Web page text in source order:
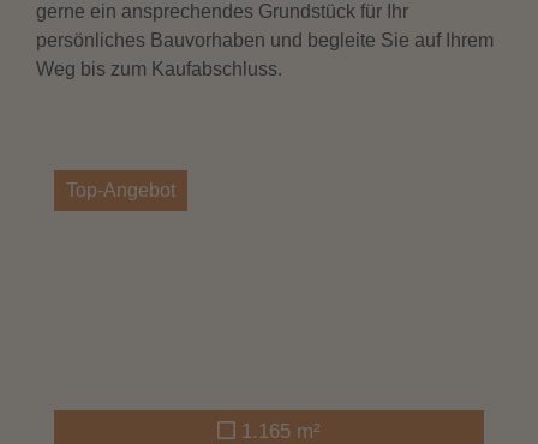
gerne ein ansprechendes Grundstück für Ihr
persönliches Bauvorhaben und begleite Sie auf Ihrem
Weg bis zum Kaufabschluss.
Top-Angebot
1.165 m²